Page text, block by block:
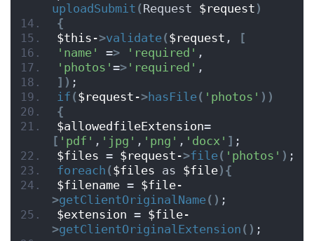
uploadSubmit (Request $request )
{
$this->validate($request ,
[
'name'
=> 'required' ,
'photos' => 'required' ,
]) ;
if ($request->hasFile( 'photos' ))
{
$allowedfileExtension=
[ 'pdf' , 'jpg' , 'png' , 'docx' ] ;
$files = $request->file( 'photos' ) ;
foreach ($files as $file){
$filename = $file-
>getClientOriginalName() ;
$extension = $file-
>getClientOriginalExtension () ;